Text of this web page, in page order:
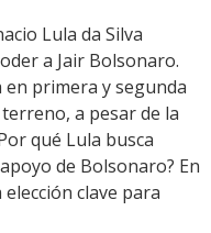
LinkLula da Silva
a Jair Bolsonaro.
en primera y segunda
a pesar de la
qué Lula busca
de Bolsonaro? En
clave para